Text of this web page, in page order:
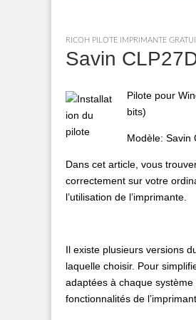
RICOH PILOTE IMPRIMANTE
Savin
Pilote pour
bits)
Modèle: Savin
Dans cet article, vous
correctement sur votre
l’utilisation de l’imprimante.
Il existe plusieurs versions
laquelle choisir. Pour
adaptées à chaque
fonctionnalités de